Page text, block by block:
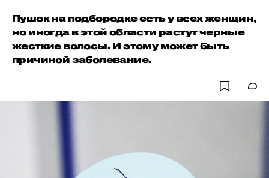
Пушок на подбородке есть у всех женщин,
но иногда в этой области растут черные
жесткие волосы. И этому может быть
причиной заболевание.